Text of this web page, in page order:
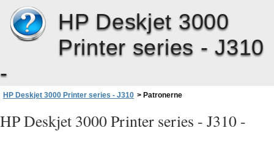
HP Deskjet 3000
Printer series - J310
-
HP Deskjet 3000 Printer series - J310 > Patronerne
HP Deskjet 3000 Printer series - J310 -